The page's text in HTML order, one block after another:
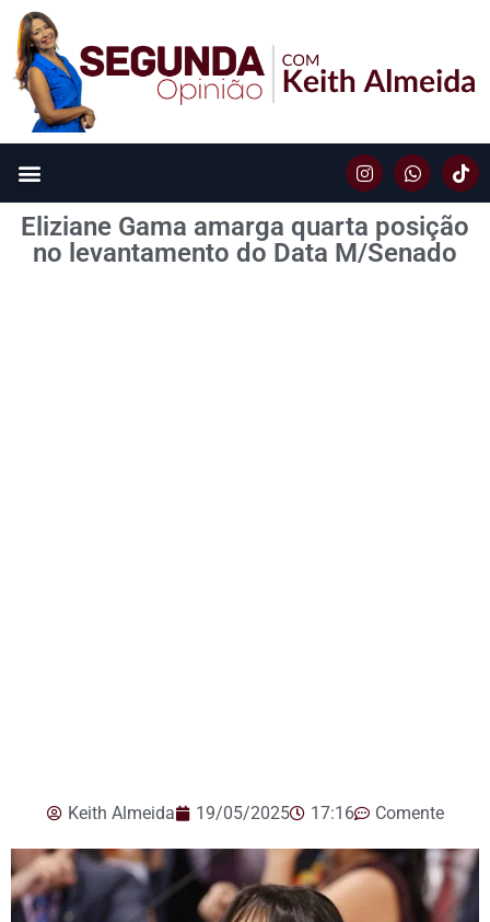
Eliziane Gama amarga quarta posição
no levantamento do Data M/Senado
Keith Almeida 19/05/2025 17:16 Comente